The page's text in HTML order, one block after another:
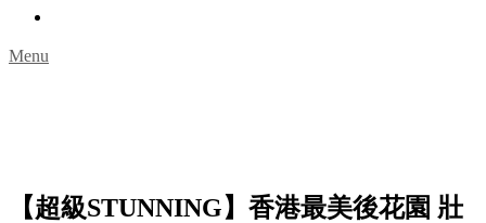
Menu
【超級STUNNING】香港最美後花園 壯